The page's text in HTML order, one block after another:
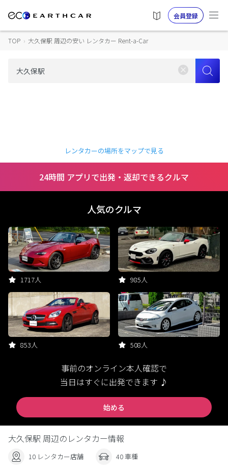
会員登録
TOP › 大久保駅 周辺の安い レンタカー Rent-a-Car
レンタカーの場所をマップで見る
24時間 アプリで出発・返却できるクルマ
人気のクルマ
1717人 985人
853人 508人
事前のオンライン本人確認で
当日はすぐに出発できます ♪
始める
大久保駅 周辺のレンタカー情報
10 レンタカー店舗 40 車種